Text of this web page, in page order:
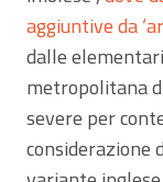
aggiuntive da
dalle
metropolitana
severe per
considerazione